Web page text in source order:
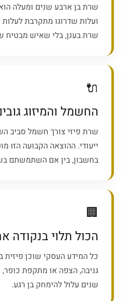
שרת בן ארבע שנים ומעלה
ועלות שדרוגו מתקרבת
שרת בענן, בלי שאיש מבטיח
🔌
החשמל והמיזוג
שרת פיזי צורך חשמל סביב
ייעודי. ההוצאה הקבועה הזו
בחשבון, בין אם השתמשתם
🏢
הכול תלוי בנקודה
כל המידע העסקי שוכן
גניבה, הצפה או מתקפת
שנים עלול להימחק בן רגע.